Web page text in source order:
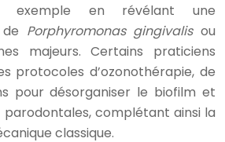
exemple en révélant une
Porphyromonas gingivalisou
majeurs. Certains praticiens
protocoles d’ozonothérapie, de
pour désorganiser le biofilm et
parodontales, complétant ainsi la
classique.